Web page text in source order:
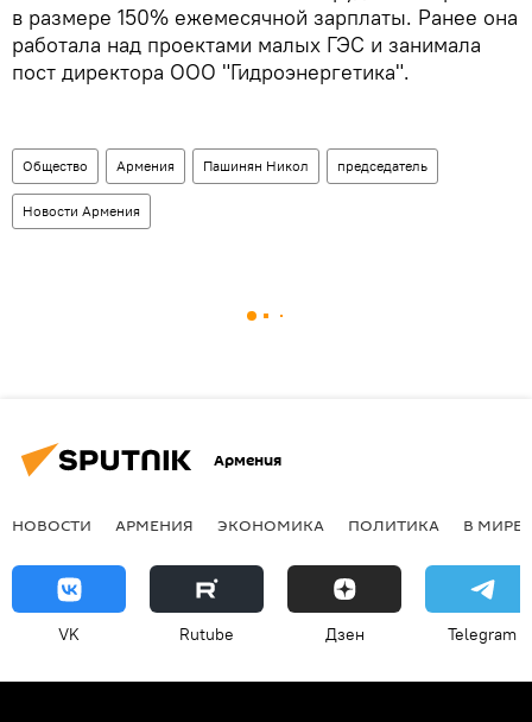
в размере 150% ежемесячной зарплаты. Ранее она
работала над проектами малых ГЭС и занимала
пост директора ООО "Гидроэнергетика".
Общество Армения Пашинян Никол председатель
Новости Армения
Армения
НОВОСТИ АРМЕНИЯ ЭКОНОМИКА ПОЛИТИКА В МИРЕ
VK Rutube Дзен Telegram